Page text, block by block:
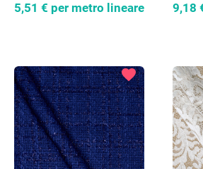
5,51 € per metro lineare 9,18
favorite